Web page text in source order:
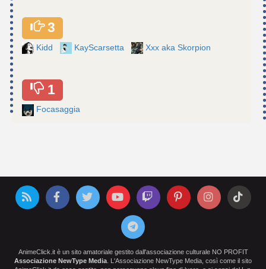
3
Kidd KayScarsetta Xxx aka Skorpion
1
Focasaggia
AnimeClick.it è un sito amatoriale gestito dall'associazione culturale NO PROFIT
Associazione NewType Media . L'Associazione NewType Media, così come il sito